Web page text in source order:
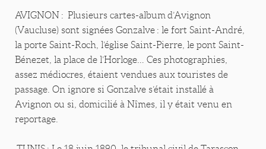
AVIGNON : Plusieurs cartes-album d’Avignon
(Vaucluse) sont signées Gonzalve : le fort Saint-André,
la porte Saint-Roch, l’église Saint-Pierre, le pont Saint-
Bénezet, la place de l’Horloge… Ces photographies,
assez médiocres, étaient vendues aux touristes de
passage. On ignore si Gonzalve s’était installé à
Avignon ou si, domicilié à Nîmes, il y était venu en
reportage.